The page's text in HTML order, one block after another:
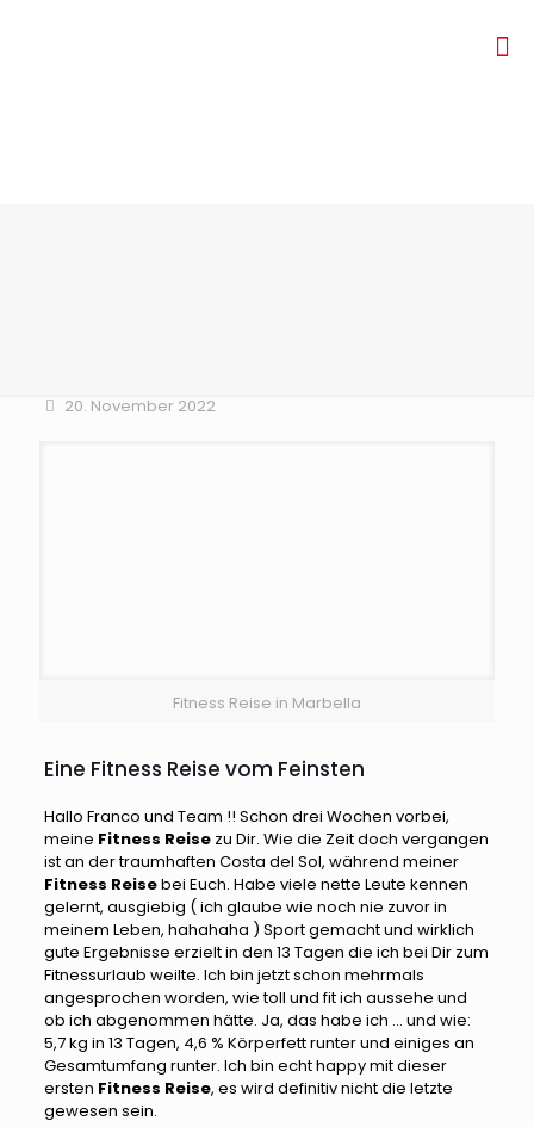
20. November 2022
Fitness Reise in Marbella
Eine Fitness Reise vom Feinsten
Hallo Franco und Team !! Schon drei Wochen vorbei,
meine Fitness Reisezu Dir. Wie die Zeit doch vergangen
ist an der traumhaften Costa del Sol, während meiner
Fitness Reisebei Euch. Habe viele nette Leute kennen
gelernt, ausgiebig ( ich glaube wie noch nie zuvor in
meinem Leben, hahahaha ) Sport gemacht und wirklich
gute Ergebnisse erzielt in den 13 Tagen die ich bei Dir zum
Fitnessurlaub weilte. Ich bin jetzt schon mehrmals
angesprochen worden, wie toll und fit ich aussehe und
ob ich abgenommen hätte. Ja, das habe ich … und wie:
5,7 kg in 13 Tagen, 4,6 % Körperfett runter und einiges an
Gesamtumfang runter. Ich bin echt happy mit dieser
ersten Fitness Reise, es wird definitiv nicht die letzte
gewesen sein.